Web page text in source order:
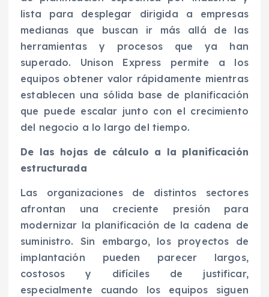
lista para desplegar dirigida a empresas
medianas que buscan ir más allá de las
herramientas y procesos que ya han
superado. Unison Express permite a los
equipos obtener valor rápidamente mientras
establecen una sólida base de planificación
que puede escalar junto con el crecimiento
del negocio a lo largo del tiempo.
De las hojas de cálculo a la planificación
estructurada
Las organizaciones de distintos sectores
afrontan una creciente presión para
modernizar la planificación de la cadena de
suministro. Sin embargo, los proyectos de
implantación pueden parecer largos,
costosos y difíciles de justificar,
especialmente cuando los equipos siguen